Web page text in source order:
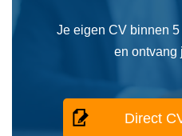
Je eigen CV binnen
en ontvang
Direct